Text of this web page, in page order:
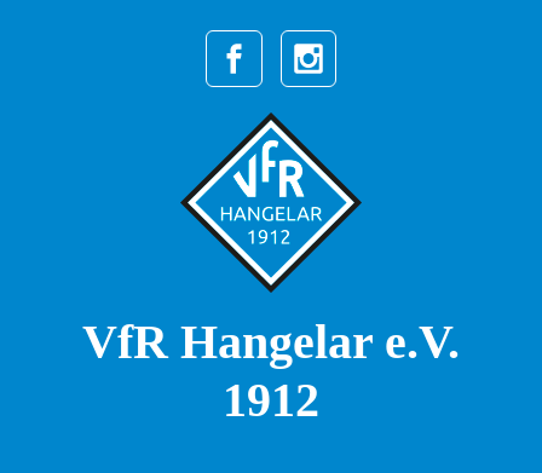
Zum Hauptinhalt springen
VfR Hangelar e.V.
1912